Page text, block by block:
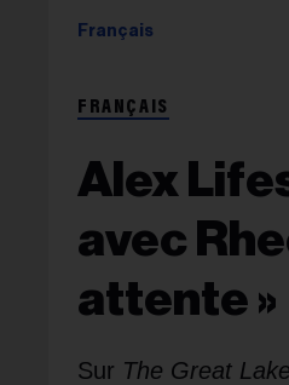
Français
FRANÇAIS
Alex
avec
attente »
Sur The Great